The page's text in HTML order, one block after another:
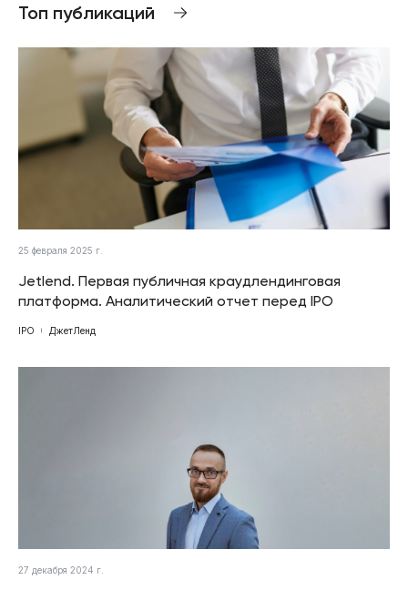
Топ публикаций
25 февраля 2025 г.
Jetlend. Первая публичная краудлендинговая
платформа. Аналитический отчет перед IPO
IPO ДжетЛенд
27 декабря 2024 г.